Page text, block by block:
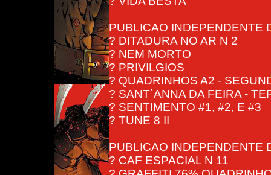
PUBLICAO INDEPENDENTE
? DITADURA NO AR N 2
? NEM MORTO
? PRIVILGIOS
? QUADRINHOS A2 -
? SANT`ANNA DA FEIRA -
? SENTIMENTO #1, #2, E #3
? TUNE 8 II
PUBLICAO INDEPENDENTE
? CAF ESPACIAL N 11